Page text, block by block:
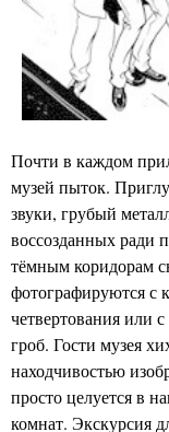
Почти в каждом
музей пыток.
звуки, грубый
воссозданных ради
тёмным коридорам
фотографируются с
четвертования или
гроб. Гости музея
находчивостью
просто целуется в
комнат. Экскурсия